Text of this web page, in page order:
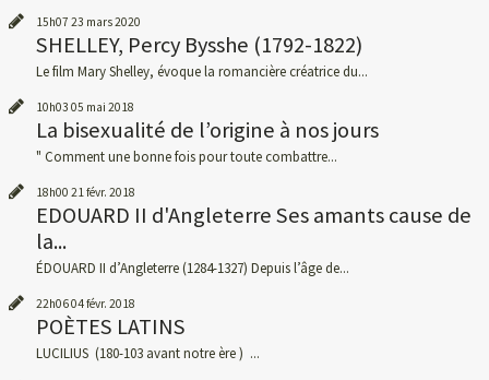
15h07 23 mars 2020
SHELLEY, Percy Bysshe (1792-1822)
Le film Mary Shelley, évoque la romancière créatrice du...
10h03 05 mai 2018
La bisexualité de l’origine à nos jours
" Comment une bonne fois pour toute combattre...
18h00 21févr. 2018
EDOUARD II d'Angleterre Ses amants cause de
la...
ÉDOUARD II d’Angleterre (1284-1327) Depuis l’âge de...
22h0604févr. 2018
POÈTES LATINS
LUCILIUS (180-103 avant notre ère ) ...